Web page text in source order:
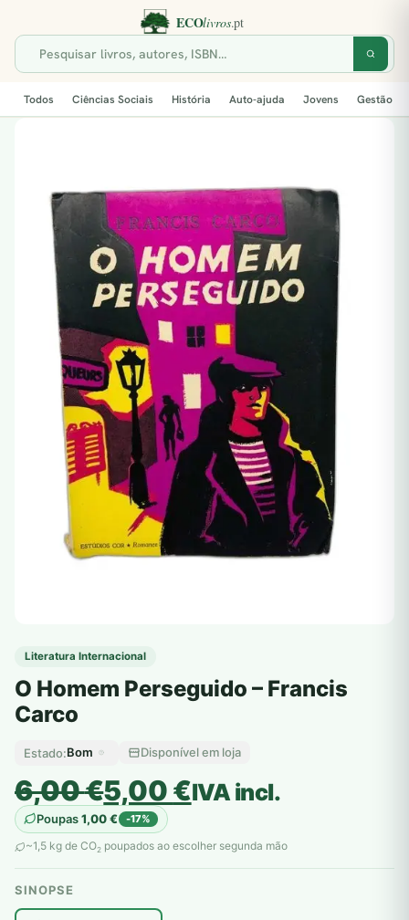
Todos Ciências Sociais História Auto-ajuda Jovens Gestão
Literatura Internacional
O Homem Perseguido – Francis
Carco
Estado:Bom Disponível em loja
6,00€
O
preço
original
era:
6,00 €.
5,00€
O
preço
atual
é:
5,00 €.
IVA incl.
Poupas1,00€ -17%
~1,5 kg de CO2 poupados ao escolher segunda mão
SINOPSE
plantar árvores reais